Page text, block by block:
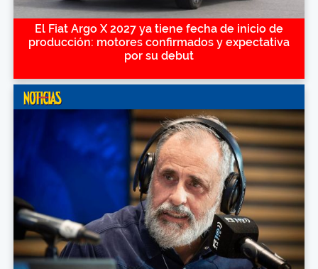
El Fiat Argo X 2027 ya tiene fecha de inicio de
producción: motores confirmados y expectativa
por su debut